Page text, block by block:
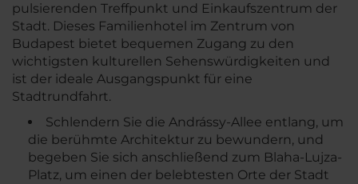
pulsierenden Treffpunkt und Einkaufszentrum der
Stadt. Dieses Familienhotel im Zentrum von
Budapest bietet bequemen Zugang zu den
wichtigsten kulturellen Sehenswürdigkeiten und
ist der ideale Ausgangspunkt für eine
Stadtrundfahrt.
Schlendern Sie die Andrássy-Allee entlang, um
die berühmte Architektur zu bewundern, und
begeben Sie sich anschließend zum Blaha-Lujza-
Platz, um einen der belebtesten Orte der Stadt